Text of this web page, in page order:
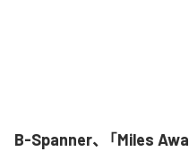
B-Spanner、「Miles